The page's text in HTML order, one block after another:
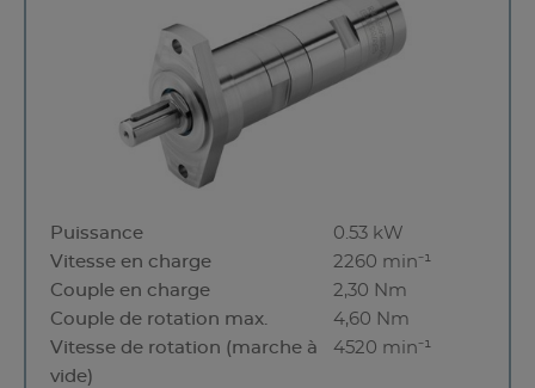
Puissance
0.53 kW
Vitesse en charge
2260 min⁻¹
Couple en charge
2,30 Nm
Couple de rotation max.
4,60 Nm
Vitesse de rotation (marche à
vide)
4520 min⁻¹